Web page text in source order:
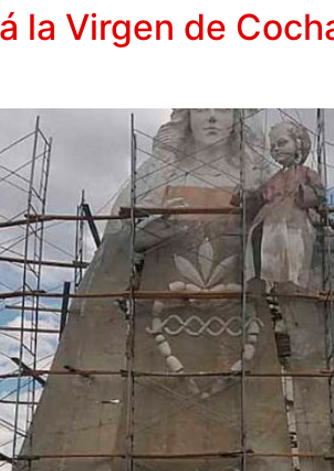
la Virgen de